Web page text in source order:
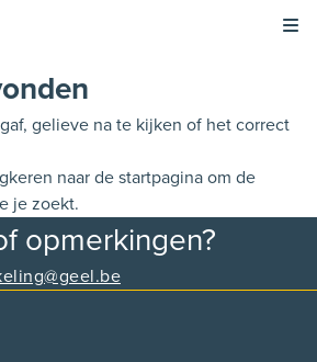
gelieve na te kijken of het correct
naar de startpagina om de
je zoekt.
opmerkingen?